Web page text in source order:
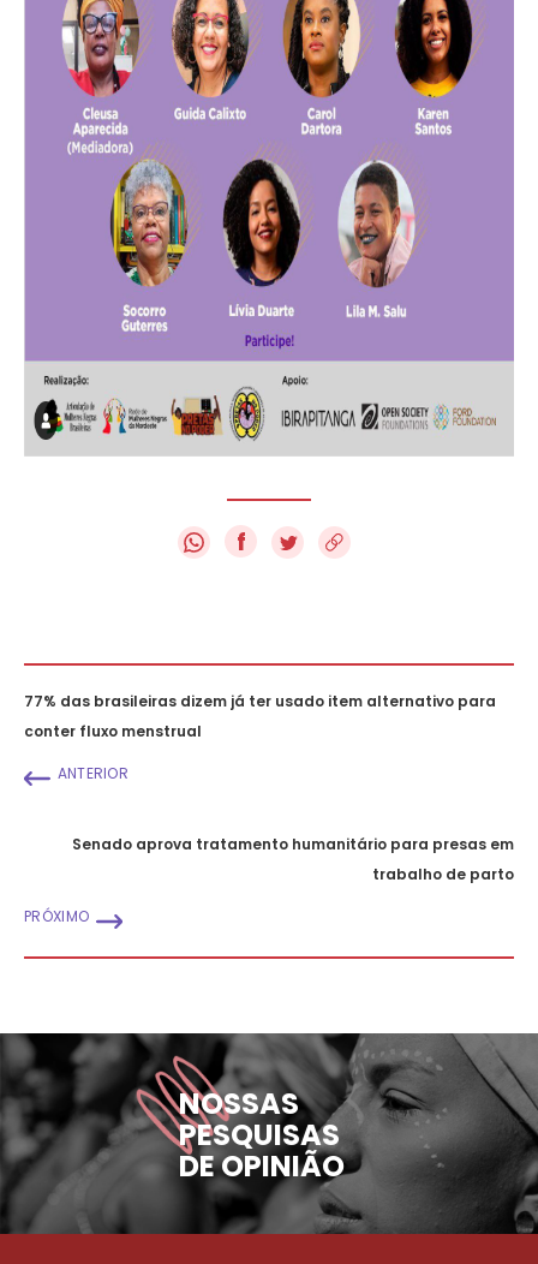
f
77% das brasileiras dizem já ter usado item alternativo para
conter fluxo menstrual
ANTERIOR
Senado aprova tratamento humanitário para presas em
trabalho de parto
PRÓXIMO
NOSSAS
PESQUISAS
DE OPINIÃO